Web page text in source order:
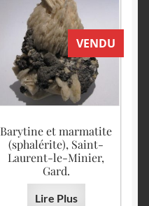
VENDU
Barytine et marmatite
(sphalérite), Saint-
Laurent-le-Minier,
Gard.
Lire Plus